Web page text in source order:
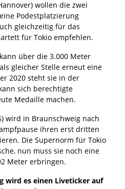
wollen die zwei
Podestplatzierung
gleichzeitig für das
für Tokio empfehlen.
über die 3.000 Meter
gleicher Stelle erneut eine
2020 steht sie in der
sich berechtigte
Medaille machen.
wird in Braunschweig nach
ihren erst dritten
Die Supernorm für Tokio
nun muss sie noch eine
Meter erbringen.
wird es einen Liveticker auf